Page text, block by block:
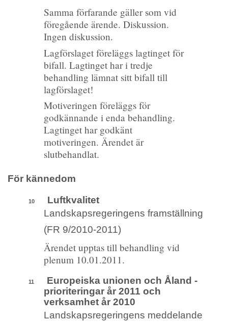
Samma förfarande gäller som vid
föregående ärende. Diskussion.
Ingen diskussion.
Lagförslaget föreläggs lagtinget för
bifall. Lagtinget har i tredje
behandling lämnat sitt bifall till
lagförslaget!
Motiveringen föreläggs för
godkännande i enda behandling.
Lagtinget har godkänt
motiveringen. Ärendet är
slutbehandlat.
För kännedom
10Luftkvalitet
Landskapsregeringens framställning
(FR 9/2010-2011)
Ärendet upptas till behandling vid
plenum 10.01.2011.
11
Europeiska unionen och Åland -
prioriteringar år 2011 och
verksamhet år 2010
Landskapsregeringens meddelande